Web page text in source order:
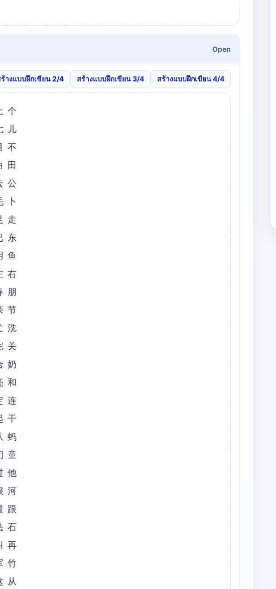
Open
างแบบฝึกเขียน 2/4 สร้างแบบฝึกเขียน 3/4 สร้างแบบฝึกเขียน 4/4
个
⼉
不
⽥
公
⼘
⾛
东
鱼
右
朋
节
洗
关
奶
和
连
⼲
蚂
童
他
河
跟
⽯
再
⽵
从